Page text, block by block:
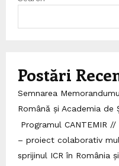
Postări
Semnarea
Română și Academia
Programul CANTEMIR
– proiect colaborativ
sprijinul ICR în România